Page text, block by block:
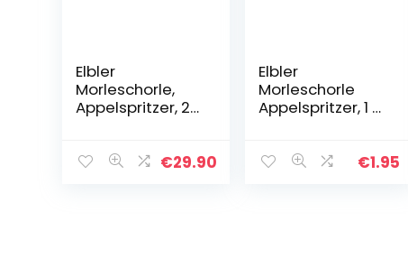
Elbler
Morleschorle,
Appelspritzer, 24
Gemaakt van
€29.90
Elbler
Morleschorle
Appelspritzer, 1 x
Gemaakt van€1.95